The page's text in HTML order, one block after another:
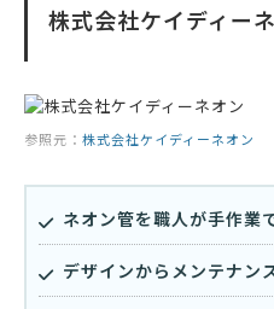
株式会社ケイディー
参照元： 株式会社ケイディーネオン
ネオン管を職人が手作業
デザインからメンテナン